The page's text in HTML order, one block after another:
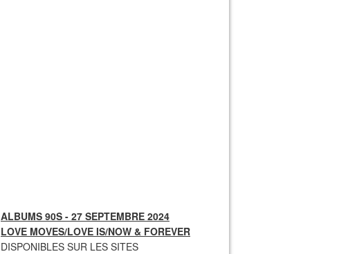
ALBUMS 90S - 27 SEPTEMBRE 2024
LOVE MOVES/LOVE IS/NOW & FOREVER
DISPONIBLES SUR LES SITES